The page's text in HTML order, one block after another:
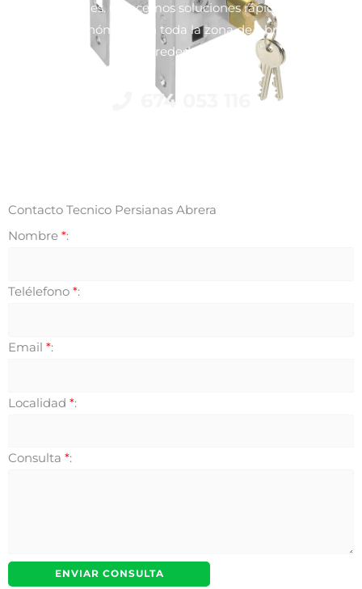
comunidades. Ofrecemos soluciones rápidas, eficaces
y económicas en toda la zona de Abrera y
alrededores.
674 053 116
Contacto Tecnico Persianas Abrera
Nombre *:
Telélefono *:
Email *:
Localidad *:
Consulta *: